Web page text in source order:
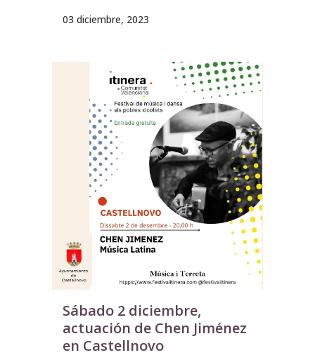
03 diciembre, 2023
Sábado 2 diciembre,
actuación de Chen Jiménez
en Castellnovo